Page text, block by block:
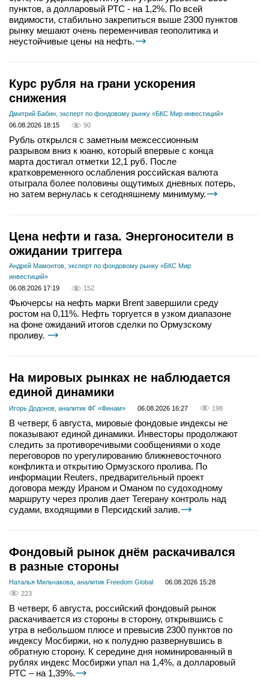
пунктов, а долларовый РТС - на 1,2%. По всей
видимости, стабильно закрепиться выше 2300 пунктов
рынку мешают очень переменчивая геополитика и
неустойчивые цены на нефть.
Курс рубля на грани ускорения
снижения
Дмитрий Бабин, эксперт по фондовому рынку «БКС Мир инвестиций»
06.08.2026 18:15
90
Рубль открылся с заметным межсессионным
разрывом вниз к юаню, который впервые с конца
марта достигал отметки 12,1 руб. После
кратковременного ослабления российская валюта
отыграла более половины ощутимых дневных потерь,
но затем вернулась к сегодняшнему минимуму.
Цена нефти и газа. Энергоносители в
ожидании триггера
Андрей Мамонтов, эксперт по фондовому рынку «БКС Мир
инвестиций»
06.08.2026 17:19
152
Фьючерсы на нефть марки Brent завершили среду
ростом на 0,11%. Нефть торгуется в узком диапазоне
на фоне ожиданий итогов сделки по Ормузскому
проливу.
На мировых рынках не наблюдается
единой динамики
Игорь Додонов, аналитик ФГ «Финам» 06.08.2026 16:27 198
В четверг, 6 августа, мировые фондовые индексы не
показывают единой динамики. Инвесторы продолжают
следить за противоречивыми сообщениями о ходе
переговоров по урегулированию ближневосточного
конфликта и открытию Ормузского пролива. По
информации Reuters, предварительный проект
договора между Ираном и Оманом по судоходному
маршруту через пролив дает Тегерану контроль над
судами, входящими в Персидский залив.
Фондовый рынок днём раскачивался
в разные стороны
Наталья Мильчакова, аналитик Freedom Global
06.08.2026 15:28
223
В четверг, 6 августа, российский фондовый рынок
раскачивается из стороны в сторону, открывшись с
утра в небольшом плюсе и превысив 2300 пунктов по
индексу Мосбиржи, но к полудню развернувшись в
обратную сторону. К середине дня номинированный в
рублях индекс Мосбиржи упал на 1,4%, а долларовый
РТС – на 1,39%.